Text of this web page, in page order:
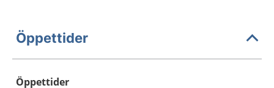
Öppettider
Öppettider